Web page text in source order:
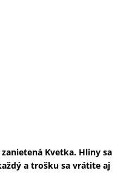
Kvetka. Hliny sa
a trošku sa vrátite aj